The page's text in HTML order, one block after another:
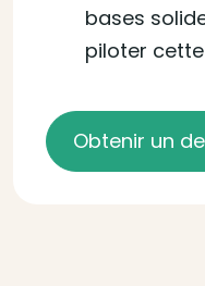
bases
piloter
Obtenir un